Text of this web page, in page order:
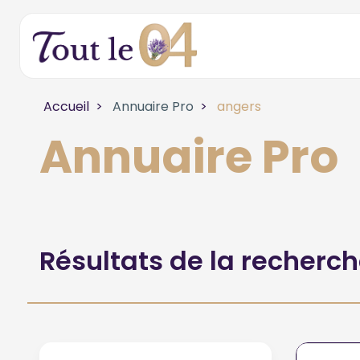
Accueil Annuaire Pro angers
Annuaire Pro
Résultats de la